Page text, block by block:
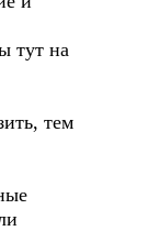
тут на
тем